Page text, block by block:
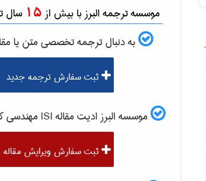
موسسه ترجمه البرز با بیش از 15 سال
به دنبال ترجمه تخصصی متن یا
ثبت سفارش ترجمه جدید
موسسه البرز ادیت مقاله ISI مهندسی
ثبت سفارش ویرایش